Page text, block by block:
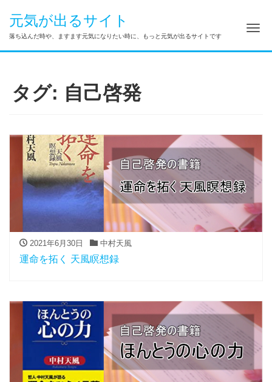
元気が出るサイト
落ち込んだ時や、ますます元気になりたい時に、もっと元気が出るサイトです
ナ
タグ: 自己啓発
2021年6月30日 中村天風
運命を拓く 天風瞑想録